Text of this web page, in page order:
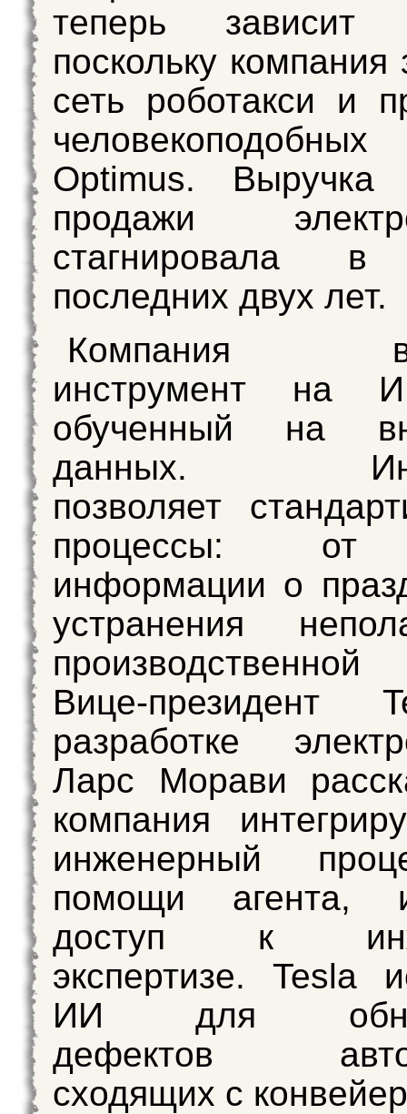
теперь
поскольку компания
сеть роботакси и
Optimus.
продажи
стагнировала в
последних двух лет.
Компания
инструмент на
обученный на
данных.
позволяет
процессы: от
информации о
устранения
Вице-президент
разработке
Ларс Морави
компания
инженерный
помощи агента,
доступ к
экспертизе. Tesla
ИИ для
дефектов
сходящих с